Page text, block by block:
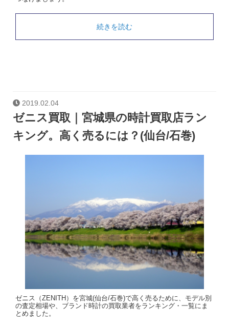
続きを読む
2019.02.04
ゼニス買取｜宮城県の時計買取店ラン
キング。高く売るには？(仙台/石巻)
ゼニス（ZENITH）を宮城(仙台/石巻)で高く売るために、モデル別
の査定相場や、ブランド時計の買取業者をランキング・一覧にま
とめました。